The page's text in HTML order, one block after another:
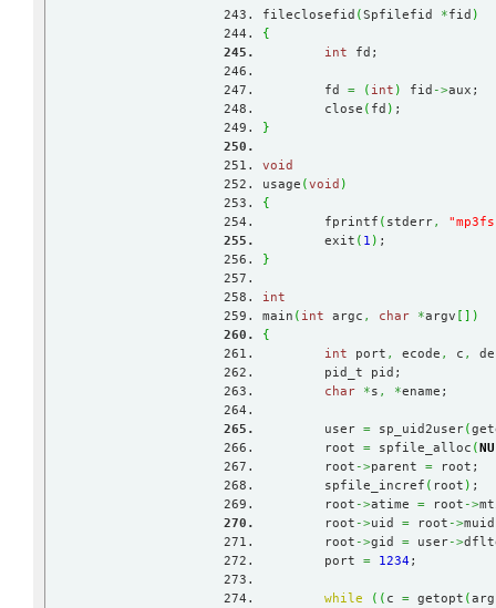
fileclosefid (Spfilefid *fid )
{
int fd;
	fd
= ( int ) fid ->aux;
	close
( fd ) ;
}
void
usage (void )
{
	fprintf
( stderr,
	exit
( 1 ) ;
}
int
main ( int argc , char *argv [ ] )
{
int port , ecode , c ,
	pid_t pid;
char
*s , *ename;
	user
= sp_uid2user(
	root
= spfile_alloc (
	root
->parent = root;
	spfile_incref
( root ) ;
	root
->atime = root ->
	root
->uid = root ->
	root
->gid = user->
	port
= 1234 ;
while ( ( c = getopt (